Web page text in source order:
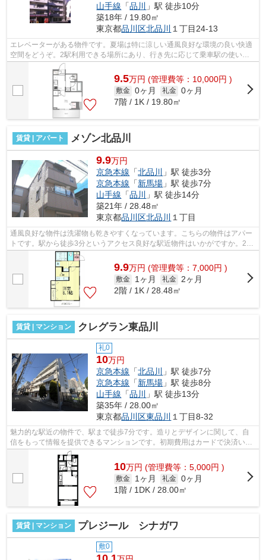
山手線 「品川
」駅 徒歩10分
築18年 / 19.80㎡
東京都品川区北品川 １丁目24-13
エレベーターがある物件です。夏場は特に涼しい通風良好な環境の良い快適
空間をどうぞ。2駅利用できる場所にあり、行き先に応じて乗車駅の使い分
けができます。防犯対策もバッチリなマ...
9.5万円 (管理費等：10,000円 )
敷金 0ヶ月 礼金 0ヶ月
7階 / 1K / 19.80㎡
賃貸 | アパート メゾン北品川
9.9万円
京急本線 「北品川
」駅 徒歩3分
京急本線 「新馬場 」駅 徒歩7分
山手線 「品川
」駅 徒歩14分
築21年 / 28.48㎡
東京都品川区北品川 １丁目
通風良好な物件は洗濯物も乾きやすくなっています。こちらの物件はアパー
トです。駅から徒歩3分というアクセス良好な駅近物件はいかがですか。2駅
利用できる場所にあり、行き先に合わ...
9.9万円 (管理費等：7,000円 )
敷金 1ヶ月 礼金 2ヶ月
2階 / 1K / 28.48㎡
賃貸 | マンション クレグラン東品川
礼0
10万円
京急本線 「北品川 」駅 徒歩7分
京急本線 「新馬場 」駅 徒歩8分
山手線 「品川 」駅 徒歩13分
築35年 / 28.00㎡
東京都品川区東品川 １丁目8-32
魅力的な駅近の物件で、駅まで徒歩7分です。造りとデザインに関して、自
信をもって情報を提供できるマンションです。初期費用はカードで決済いた
だけます。風通しが良く真夏の暑い日も...
10万円 (管理費等：5,000円 )
敷金 1ヶ月 礼金 0ヶ月
1階 / 1DK / 28.00㎡
賃貸 | マンション プレジール シナガワ
敷0